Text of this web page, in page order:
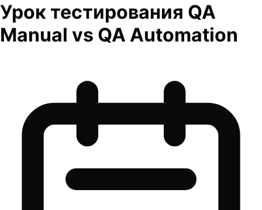
Урок тестирования QA
Manual vs QA Automation